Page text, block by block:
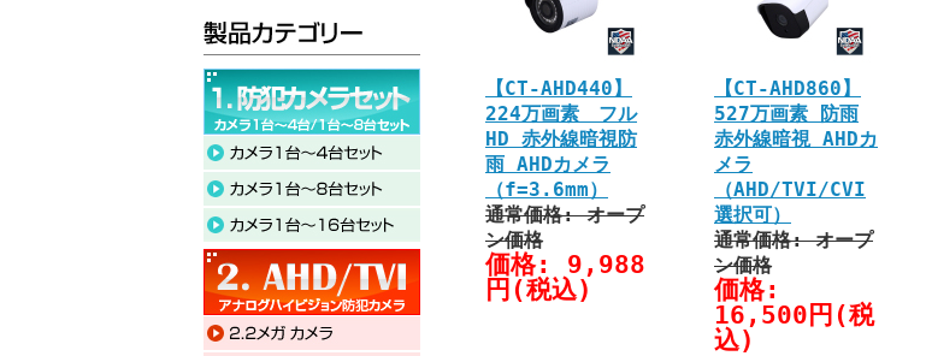
【CT-AHD440】
224万画素 フル
HD 赤外線暗視防
雨 AHDカメラ
（f=3.6mm）
通常価格: オープ
ン価格
価格: 9,988
円(税込)
【CT-AHD860】
527万画素 防雨
赤外線暗視 AHDカ
メラ
（AHD/TVI/CVI
選択可）
通常価格: オープ
ン価格
価格:
16,500円(税
込)